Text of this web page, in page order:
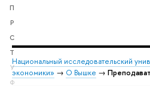
П
Р
С
Т
У
Ф
Национальный исследовательский
экономики» → О Вышке →